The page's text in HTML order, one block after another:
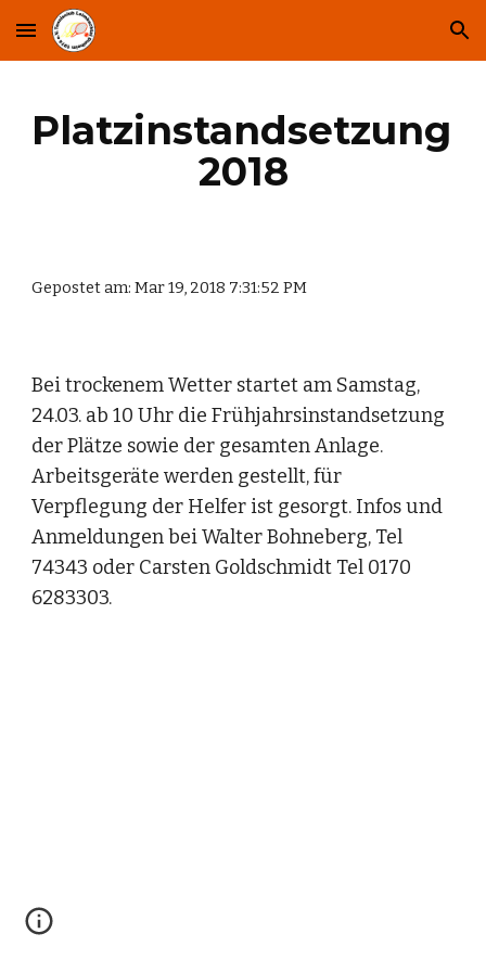
Skip to main content Skip to navigation
Platzinstandsetzung
2018
Gepostet am: Mar 19, 2018 7:31:52 PM
Bei trockenem Wetter startet am Samstag,
24.03. ab 10 Uhr die Frühjahrsinstandsetzung
der Plätze sowie der gesamten Anlage.
Arbeitsgeräte werden gestellt, für
Verpflegung der Helfer ist gesorgt. Infos und
Anmeldungen bei Walter Bohneberg, Tel
74343 oder Carsten Goldschmidt Tel 0170
6283303.